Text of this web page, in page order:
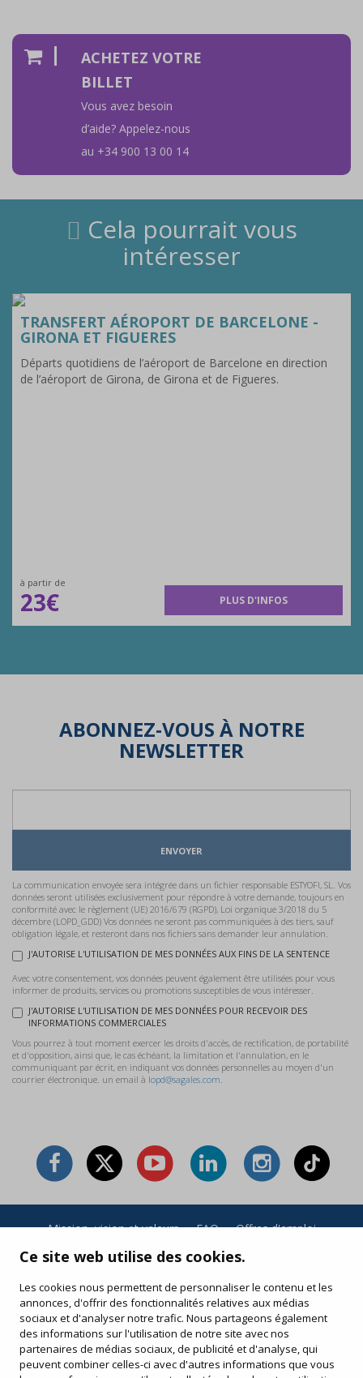
Ce site web utilise des cookies.
Les cookies nous permettent de personnaliser le contenu et les
annonces, d'offrir des fonctionnalités relatives aux médias
sociaux et d'analyser notre trafic. Nous partageons également
des informations sur l'utilisation de notre site avec nos
partenaires de médias sociaux, de publicité et d'analyse, qui
peuvent combiner celles-ci avec d'autres informations que vous
ACHETEZ VOTRE
BILLET
Vous avez besoin
d’aide? Appelez-nous
au +34 900 13 00 14
Cela pourrait vous
intéresser
TRANSFERT AÉROPORT DE BARCELONE -
GIRONA ET FIGUERES
Départs quotidiens de l’aéroport de Barcelone en direction
de l’aéroport de Girona, de Girona et de Figueres.
à partir de
23€ PLUS D'INFOS
ABONNEZ-VOUS À NOTRE
NEWSLETTER
ENVOYER
La communication envoyée sera intégrée dans un fichier responsable ESTYOFI, SL. Vos
données seront utilisées exclusivement pour répondre à votre demande, toujours en
conformité avec le règlement (UE) 2016/679 (RGPD), Loi organique 3/2018 du 5
décembre (LOPD_GDD) Vos données ne seront pas communiquées à des tiers, sauf
obligation légale, et resteront dans nos fichiers sans demander leur annulation.
J'AUTORISE L'UTILISATION DE MES DONNÉES AUX FINS DE LA SENTENCE
Avec votre consentement, vos données peuvent également être utilisées pour vous
informer de produits, services ou promotions susceptibles de vous intéresser.
J'AUTORISE L'UTILISATION DE MES DONNÉES POUR RECEVOIR DES
INFORMATIONS COMMERCIALES
Vous pourrez à tout moment exercer les droits d'accès, de rectification, de portabilité
et d'opposition, ainsi que, le cas échéant, la limitation et l'annulation, en le
communiquant par écrit, en indiquant vos données personnelles au moyen d'un
courrier électronique. un email à lopd@sagales.com.
Mission, vision et valeurs · FAQ · Offres d'emploi
Conditions générales et politique de confidentialité
Vos achats en ligne
Modifiez ou réimprimez votre billet électronique